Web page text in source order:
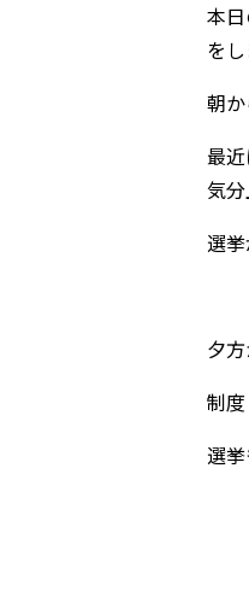
本
をし
朝
最
気分
選
夕
制
選